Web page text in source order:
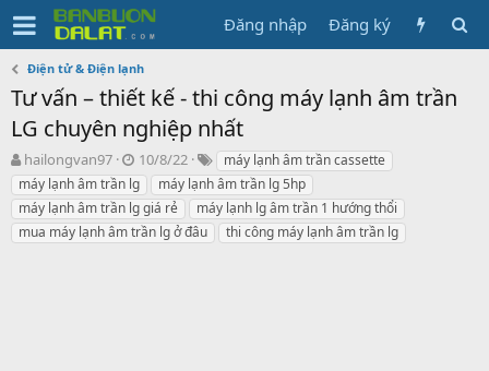
Đăng nhập Đăng ký
Điện tử & Điện lạnh
Tư vấn – thiết kế - thi công máy lạnh âm trần
LG chuyên nghiệp nhất
N
g
ư
ờ
i
hailongvan97
N
g
à
y
g
10/8/22
T
ừ
k
h
ó
máy lạnh âm trần cassette
máy lạnh âm trần lg
máy lạnh âm trần lg 5hp
máy lạnh âm trần lg giá rẻ
máy lạnh lg âm trần 1 hướng thổi
mua máy lạnh âm trần lg ở đâu
thi công máy lạnh âm trần lg